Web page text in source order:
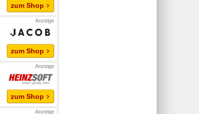
zum Shop
zum Shop
zum Shop